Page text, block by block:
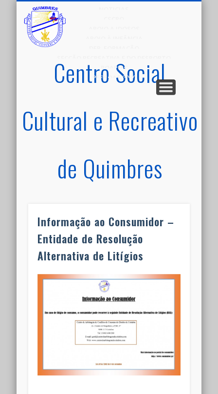
Centro Social
Cultural e Recreativo
de Quimbres
POAPMC
PESSOAS 2030
Informação ao Consumidor –
Entidade de Resolução
Alternativa de Litígios